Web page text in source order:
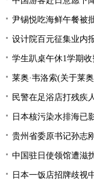
尹锡悦吃海鲜午餐被
设计院百元征集业内
学生趴桌午休1学期
莱奥·韦洛索(关于莱
民警在足浴店打残疾
日本核污染水排海已
贵州省委原书记孙志
中国驻日使领馆遭滋
日本一饭店招牌歧视